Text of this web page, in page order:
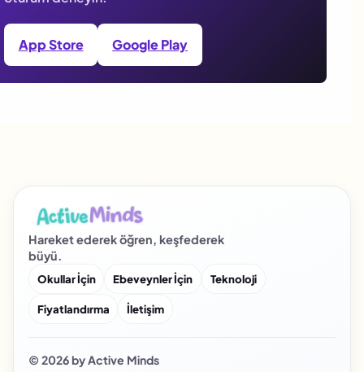
App Store Google Play
Hareket ederek öğren, keşfederek
büyü.
Okullar İçin Ebeveynler İçin Teknoloji
Fiyatlandırma İletişim
© 2026 by Active Minds